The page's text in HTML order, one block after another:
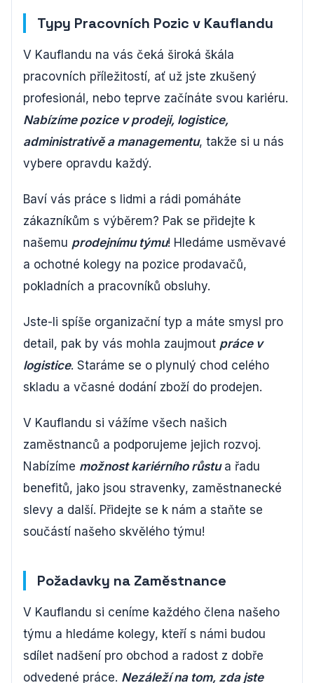
Typy Pracovních Pozic v Kauflandu
V Kauflandu na vás čeká široká škála
pracovních příležitostí, ať už jste zkušený
profesionál, nebo teprve začínáte svou kariéru.
Nabízíme pozice v prodeji, logistice,
administrativě a managementu, takže si u nás
vybere opravdu každý.
Baví vás práce s lidmi a rádi pomáháte
zákazníkům s výběrem? Pak se přidejte k
našemu prodejnímu týmu! Hledáme usměvavé
a ochotné kolegy na pozice prodavačů,
pokladních a pracovníků obsluhy.
Jste-li spíše organizační typ a máte smysl pro
detail, pak by vás mohla zaujmout práce v
logistice. Staráme se o plynulý chod celého
skladu a včasné dodání zboží do prodejen.
V Kauflandu si vážíme všech našich
zaměstnanců a podporujeme jejich rozvoj.
Nabízíme možnost kariérního růstua řadu
benefitů, jako jsou stravenky, zaměstnanecké
slevy a další. Přidejte se k nám a staňte se
součástí našeho skvělého týmu!
Požadavky na Zaměstnance
V Kauflandu si ceníme každého člena našeho
týmu a hledáme kolegy, kteří s námi budou
sdílet nadšení pro obchod a radost z dobře
odvedené práce. Nezáleží na tom, zda jste